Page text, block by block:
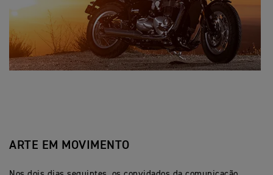
ARTE EM MOVIMENTO